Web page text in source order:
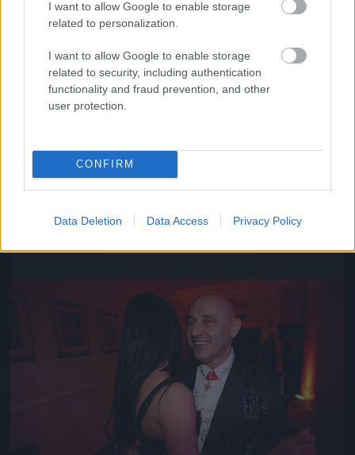
I want to allow Google to enable storage
related to personalization.
I want to allow Google to enable storage
related to security, including authentication
functionality and fraud prevention, and other
user protection.
CONFIRM
Data Deletion Data Access Privacy Policy
Fotó: Szécsi István / Velvet
Jön még kép!